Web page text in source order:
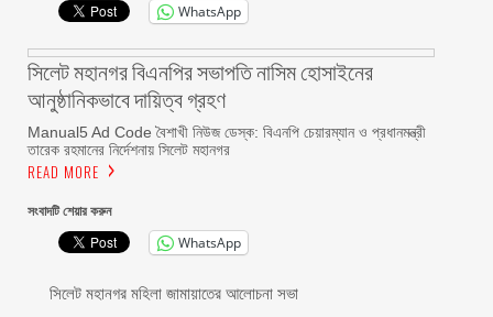
WhatsApp
সিলেট মহানগর বিএনপির সভাপতি নাসিম হোসাইনের
আনুষ্ঠানিকভাবে দায়িত্ব গ্রহণ
Manual5 Ad Code বৈশাখী নিউজ ডেস্ক: বিএনপি চেয়ারম্যান ও প্রধানমন্ত্রী
তারেক রহমানের নির্দেশনায় সিলেট মহানগর
READ MORE
সংবাদটি শেয়ার করুন
WhatsApp
সিলেট মহানগর মহিলা জামায়াতের আলোচনা সভা